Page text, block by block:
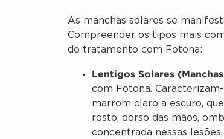
As manchas solares se
Compreender os tipos mais
do tratamento com Fotona:
Lentigos Solares
com Fotona.
marrom claro a escuro,
rosto, dorso das mãos,
concentrada nessas